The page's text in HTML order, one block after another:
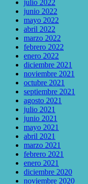
julio 2022
junio 2022
mayo 2022
abril 2022
marzo 2022
febrero 2022
enero 2022
diciembre 2021
noviembre 2021
octubre 2021
septiembre 2021
agosto 2021
julio 2021
junio 2021
mayo 2021
abril 2021
marzo 2021
febrero 2021
enero 2021
diciembre 2020
noviembre 2020